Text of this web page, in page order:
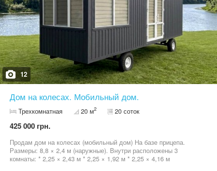
12
Дом на колесах. Мобильный дом.
Трехкомнатная 20 м2 20 соток
425 000 грн.
Продам дом на колесах (мобильный дом) На базе прицепа.
Размеры: 8,8 × 2,4 м (наружные). Внутри расположены 3
комнаты: * 2,25 × 2,43 м * 2,25 × 1,92 м * 2,25 × 4,16 м